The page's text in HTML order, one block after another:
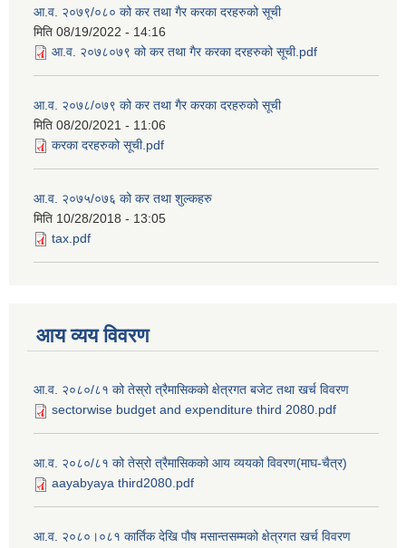
आ.व. २०७९/०८० को कर तथा गैर करका दरहरुको सूची
मिति 08/19/2022 - 14:16
आ.व. २०७८०७९ को कर तथा गैर करका दरहरुको सूची.pdf
आ.व. २०७८/०७९ को कर तथा गैर करका दरहरुको सूची
मिति 08/20/2021 - 11:06
करका दरहरुको सूची.pdf
आ.व. २०७५/०७६ को कर तथा शुल्कहरु
मिति 10/28/2018 - 13:05
tax.pdf
आय व्यय विवरण
आ.व. २०८०/८१ को तेस्रो त्रैमासिकको क्षेत्रगत बजेट तथा खर्च विवरण
sectorwise budget and expenditure third 2080.pdf
आ.व. २०८०/८१ को तेस्रो त्रैमासिकको आय व्ययको विवरण(माघ-चैत्र)
aayabyaya third2080.pdf
आ.व. २०८०।०८१ कार्तिक देखि पौष मसान्तसम्मको क्षेत्रगत खर्च विवरण